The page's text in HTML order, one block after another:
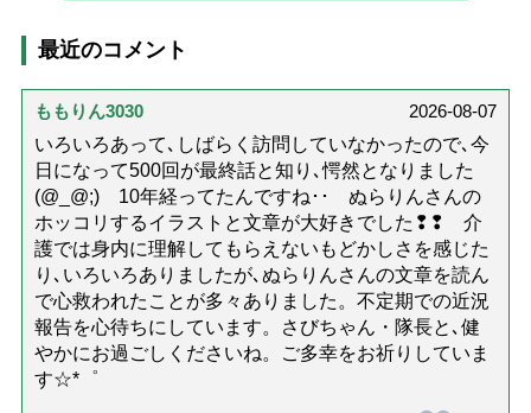
最近のコメント
ももりん3030
2026-08-07
いろいろあって､しばらく訪問していなかったので､今
日になって500回が最終話と知り､愕然となりました
(@_@;) 10年経ってたんですね･･ ぬらりんさんの
ホッコリするイラストと文章が大好きでした❢❢ 介
護では身内に理解してもらえないもどかしさを感じた
り､いろいろありましたが､ぬらりんさんの文章を読ん
で心救われたことが多々ありました。不定期での近況
報告を心待ちにしています。さびちゃん・隊長と､健
やかにお過ごしくださいね。ご多幸をお祈りしていま
す☆*゜